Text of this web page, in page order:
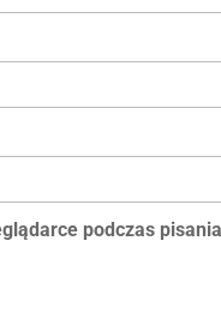
podczas